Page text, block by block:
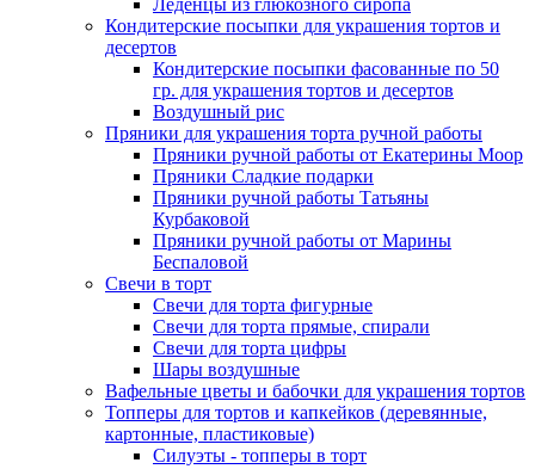
Леденцы из глюкозного сиропа
Кондитерские посыпки для украшения тортов и
десертов
Кондитерские посыпки фасованные по 50
гр. для украшения тортов и десертов
Воздушный рис
Пряники для украшения торта ручной работы
Пряники ручной работы от Екатерины Моор
Пряники Сладкие подарки
Пряники ручной работы Татьяны
Курбаковой
Пряники ручной работы от Марины
Беспаловой
Свечи в торт
Свечи для торта фигурные
Свечи для торта прямые, спирали
Свечи для торта цифры
Шары воздушные
Вафельные цветы и бабочки для украшения тортов
Топперы для тортов и капкейков (деревянные,
картонные, пластиковые)
Силуэты - топперы в торт